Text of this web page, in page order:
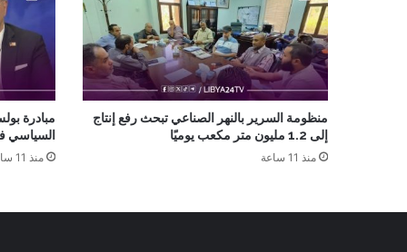
منظومة السرير بالنهر الصناعي تبحث رفع إنتاج
إلى 1.2 مليون متر مكعب يوميًا
منذ 11 ساعة
مبادرة
السياسي
منذ 11 ساعة